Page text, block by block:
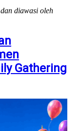
diawasi oleh
Gathering